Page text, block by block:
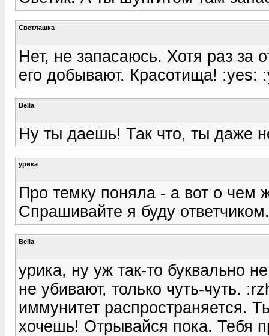
Светлашка
Нет, не запасаюсь. Хотя раз за
его добывают. Красотища! :yes:
Bella
Ну ты даешь! Так что, ты даже
урика
Про темку поняла - а вот о чем
Спрашивайте я буду
Bella
урика, ну уж так-то буквально
не убивают, только чуть-чуть.
иммунитет распространяется.
хочешь! Отрывайся пока. Тебя